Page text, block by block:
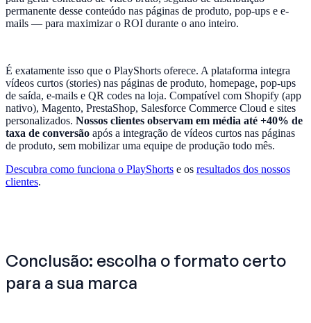
permanente desse conteúdo nas páginas de produto, pop-ups e e-
mails — para maximizar o ROI durante o ano inteiro.
É exatamente isso que o PlayShorts oferece. A plataforma integra
vídeos curtos (stories) nas páginas de produto, homepage, pop-ups
de saída, e-mails e QR codes na loja. Compatível com Shopify (app
nativo), Magento, PrestaShop, Salesforce Commerce Cloud e sites
personalizados. Nossos clientes observam em média até +40% de
taxa de conversão após a integração de vídeos curtos nas páginas
de produto, sem mobilizar uma equipe de produção todo mês.
Descubra como funciona o PlayShorts e os resultados dos nossos
clientes.
Conclusão: escolha o formato certo
para a sua marca